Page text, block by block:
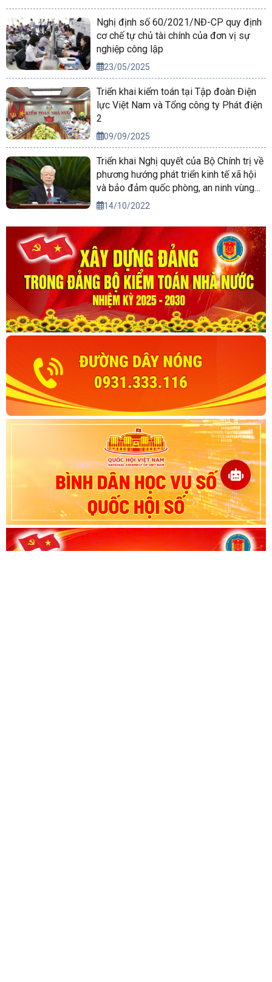
Nghị định số 60/2021/NĐ-CP quy định
cơ chế tự chủ tài chính của đơn vị sự
nghiệp công lập
23/05/2025
Triển khai kiểm toán tại Tập đoàn Điện
lực Việt Nam và Tổng công ty Phát điện
2
09/09/2025
Triển khai Nghị quyết của Bộ Chính trị về
phương hướng phát triển kinh tế xã hội
và bảo đảm quốc phòng, an ninh vùng
Tây Nguyên đến năm 2030, tầm nhìn
14/10/2022